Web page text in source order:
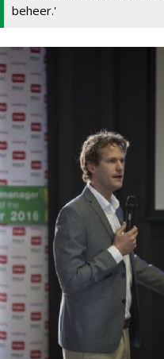
beheer.'